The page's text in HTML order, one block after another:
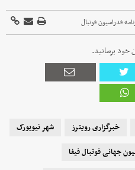
فدراسیون فوتبال
خود برسانید.
خبرگزاری رویترز
شهر نیویورک
جهانی فوتبال فیفا